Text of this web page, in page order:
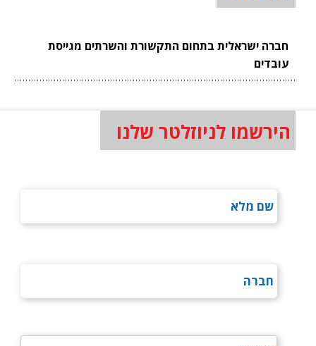
חברה ישראלית בתחום התקשורת והשרתים מגייסת
עובדים
הירשמו לניוזלטר שלנו